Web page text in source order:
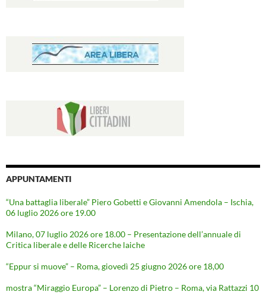
APPUNTAMENTI
“Una battaglia liberale” Piero Gobetti e Giovanni Amendola – Ischia,
06 luglio 2026 ore 19.00
Milano, 07 luglio 2026 ore 18.00 – Presentazione dell’annuale di
Critica liberale e delle Ricerche laiche
“Eppur si muove” – Roma, giovedì 25 giugno 2026 ore 18,00
mostra “Miraggio Europa” – Lorenzo di Pietro – Roma, via Rattazzi 10